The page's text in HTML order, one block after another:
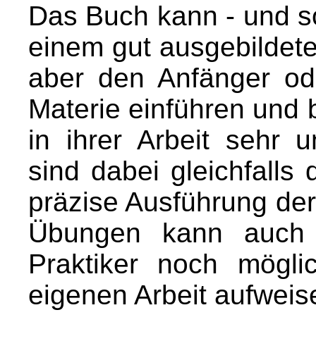
Das Buch kann - und
einem gut
aber den Anfänger
Materie einführen und
in ihrer Arbeit sehr
sind dabei gleichfalls
präzise Ausführung
Übungen kann
Praktiker noch
eigenen Arbeit